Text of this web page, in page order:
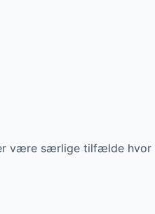
være særlige tilfælde